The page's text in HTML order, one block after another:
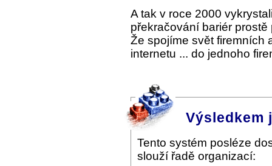
A tak v roce 2000
překračování bariér
Že spojíme svět firemních
internetu ... do jednoho
Výsledkem
Tento systém posléze
slouží řadě organizací: